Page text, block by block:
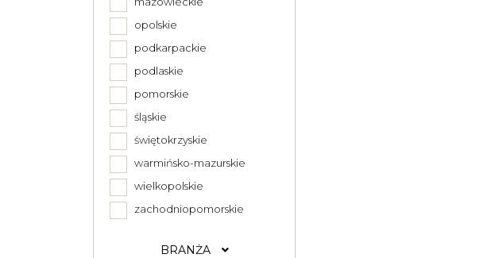
opolskie
podkarpackie
podlaskie
pomorskie
śląskie
świętokrzyskie
warmińsko-mazurskie
wielkopolskie
zachodniopomorskie
BRANŻA